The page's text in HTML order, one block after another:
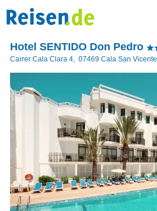
Hotel SENTIDO Don Pedro
Carrer Cala Clara 4, 07469 Cala San Vicente